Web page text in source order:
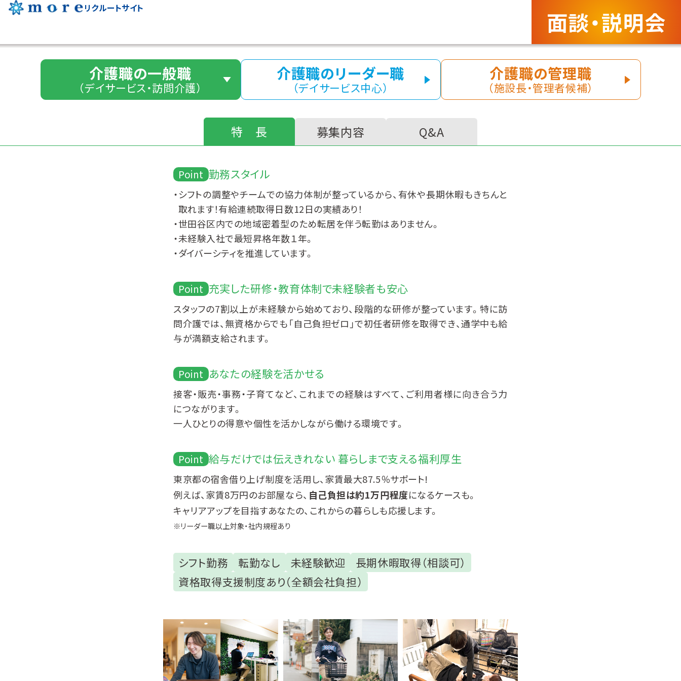
more
リクルートサイト 面談・説明会
介護職の一般職
（デイサービス・訪問介護）
介護職のリーダー職
（デイサービス中心）
介護職の管理職
（施設長・管理者候補）
特 長 募集内容 Q&A
Point 勤務スタイル
シフトの調整やチームでの協力体制が整っているから、有休や長期休暇もきちんと
取れます！有給連続取得日数12日の実績あり！
世田谷区内での地域密着型のため転居を伴う転勤はありません。
未経験入社で最短昇格年数１年。
ダイバーシティを推進しています。
Point 充実した研修・教育体制で未経験者も安心
スタッフの7割以上が未経験から始めており、段階的な研修が整っています。特に訪
問介護では、無資格からでも「自己負担ゼロ」で初任者研修を取得でき、通学中も給
与が満額支給されます。
Point あなたの経験を活かせる
接客・販売・事務・子育てなど、これまでの経験はすべて、ご利用者様に向き合う力
につながります。
一人ひとりの得意や個性を活かしながら働ける環境です。
Point 給与だけでは伝えきれない 暮らしまで支える福利厚生
東京都の宿舎借り上げ制度を活用し、家賃最大87.5％サポート!
例えば、家賃8万円のお部屋なら、 自己負担は約1万円程度になるケースも。
キャリアアップを目指すあなたの、これからの暮らしも応援します。
※リーダー職以上対象・社内規程あり
シフト勤務 転勤なし 未経験歓迎
長期休暇取得（相談可）
資格取得支援制度あり（全額会社負担）